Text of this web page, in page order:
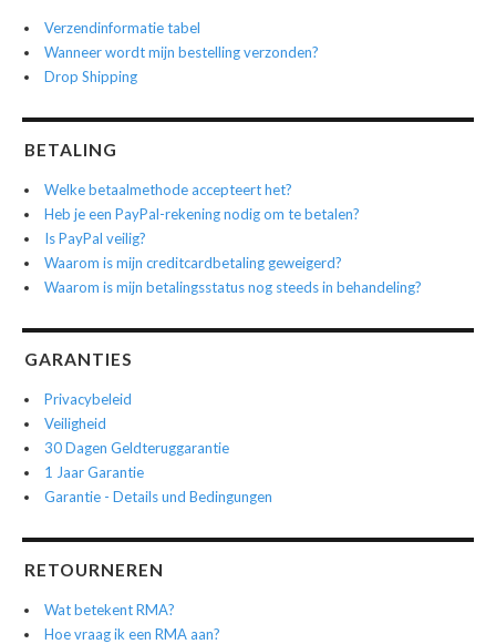
Verzendinformatie tabel
Wanneer wordt mijn bestelling verzonden?
Drop Shipping
BETALING
Welke betaalmethode accepteert het?
Heb je een PayPal-rekening nodig om te betalen?
Is PayPal veilig?
Waarom is mijn creditcardbetaling geweigerd?
Waarom is mijn betalingsstatus nog steeds in behandeling?
GARANTIES
Privacybeleid
Veiligheid
30 Dagen Geldteruggarantie
1 Jaar Garantie
Garantie - Details und Bedingungen
RETOURNEREN
Wat betekent RMA?
Hoe vraag ik een RMA aan?